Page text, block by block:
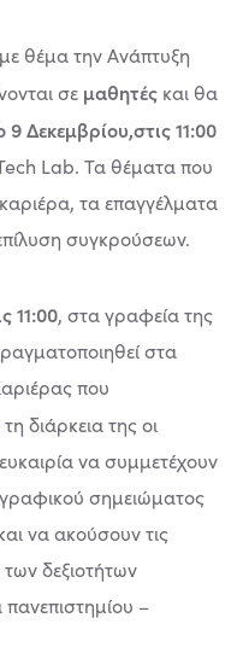
θέμα την Ανάπτυξη
σε μαθητές και θα
Δεκεμβρίου,στις 11:00
Lab. Τα θέματα που
τα επαγγέλματα
συγκρούσεων.
11:00, στα γραφεία της
στα
που
διάρκεια της οι
να συμμετέχουν
σημειώματος
να ακούσουν τις
των δεξιοτήτων
–